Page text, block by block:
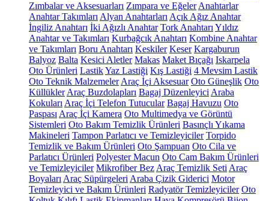
Zımbalar ve Aksesuarları Zımpara ve Eğeler Anahtarlar
Anahtar Takımları Alyan Anahtarları Açık Ağız Anahtar
İngiliz Anahtarı İki Ağızlı Anahtar Tork Anahtarı Yıldız
Anahtar ve Takımları Kurbağcık Anahtarı Kombine Anahtar
ve Takımları Boru Anahtarı Keskiler Keser Kargaburun
Balyoz Balta Kesici Aletler Makas Maket Bıçağı Iskarpela
Oto Ürünleri LastikYaz Lastiği Kış Lastiği 4 Mevsim Lastik
Oto Teknik Malzemeler Araç İçi Aksesuar Oto Güneşlik Oto
Küllükler Araç Buzdolapları Bagaj Düzenleyici Araba
Kokuları Araç İçi Telefon Tutucular Bagaj Havuzu Oto
Paspası Araç İçi Kamera Oto Multimedya ve Görüntü
Sistemleri Oto Bakım Temizlik Ürünleri Basınçlı Yıkama
Makineleri Tampon Parlatıcı ve Temizleyiciler Torpido
Temizlik ve Bakım Ürünleri Oto Şampuan Oto Cila ve
Parlatıcı Ürünleri Polyester Macun Oto Cam Bakım Ürünleri
ve Temizleyiciler Mikrofiber Bez Araç Temizlik Seti Araç
Boyaları Araç Süpürgeleri Araba Çizik Giderici Motor
Temizleyici ve Bakım Ürünleri Radyatör Temizleyiciler Oto